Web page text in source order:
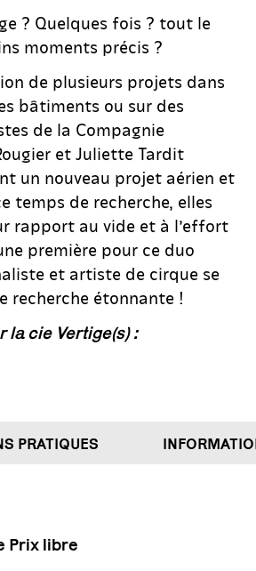
? Quelques fois ? tout le
moments précis ?
de plusieurs projets dans
bâtiments ou sur des
de la Compagnie
et Juliette Tardit
un nouveau projet aérien et
temps de recherche, elles
rapport au vide et à l’effort
première pour ce duo
et artiste de cirque se
recherche étonnante !
cie Vertige(s) :
Prix libre